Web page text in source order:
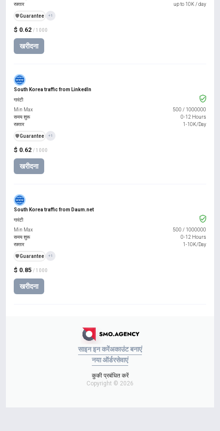
$ 0.62 / 1000
खरीदना
रफ़्तार
up to 10K / day
️🛡️Guarantee +1
South Korea traffic from LinkedIn
$ 0.62 / 1000
खरीदना
गारंटी
Min Max
500 / 1000000
समय शुरू
0-12 Hours
रफ़्तार
1-10K/Day
️🛡️Guarantee +1
South Korea traffic from Daum.net
$ 0.85 / 1000
खरीदना
गारंटी
Min Max
500 / 1000000
समय शुरू
0-12 Hours
रफ़्तार
1-10K/Day
️🛡️Guarantee +1
साइन इन करेंअकाउंट बनाएं
नया ऑर्डरसेवाएं
कुकी प्रबंधित करें
Copyright © 2026